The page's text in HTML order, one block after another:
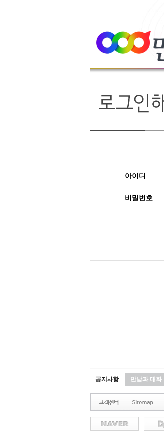
아이디
비밀번호
공지사항 만남과 대화